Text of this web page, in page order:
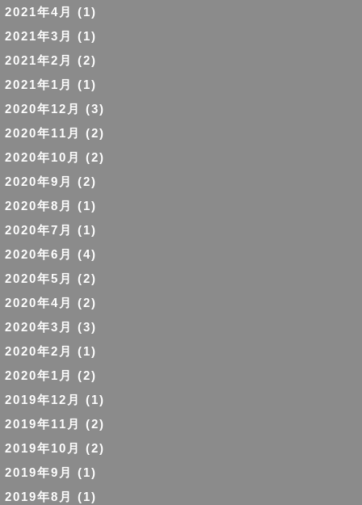
2021年4月
(1)
2021年3月
(1)
2021年2月
(2)
2021年1月
(1)
2020年12月
(3)
2020年11月
(2)
2020年10月
(2)
2020年9月
(2)
2020年8月
(1)
2020年7月
(1)
2020年6月
(4)
2020年5月
(2)
2020年4月
(2)
2020年3月
(3)
2020年2月
(1)
2020年1月
(2)
2019年12月
(1)
2019年11月
(2)
2019年10月
(2)
2019年9月
(1)
2019年8月
(1)